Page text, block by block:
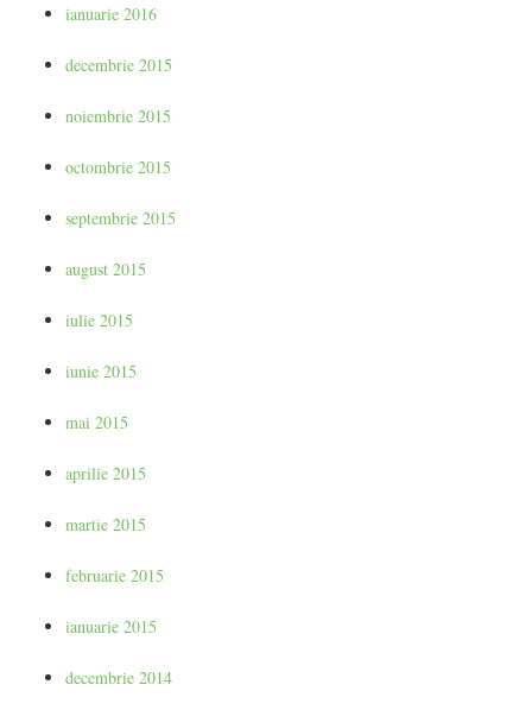
ianuarie 2016
decembrie 2015
noiembrie 2015
octombrie 2015
septembrie 2015
august 2015
iulie 2015
iunie 2015
mai 2015
aprilie 2015
martie 2015
februarie 2015
ianuarie 2015
decembrie 2014